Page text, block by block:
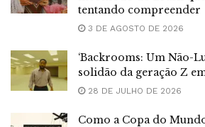
tentando compreender
3 DE AGOSTO DE 2026
‘Backrooms: Um Não-
solidão da geração Z
28 DE JULHO DE 2026
Como a Copa do